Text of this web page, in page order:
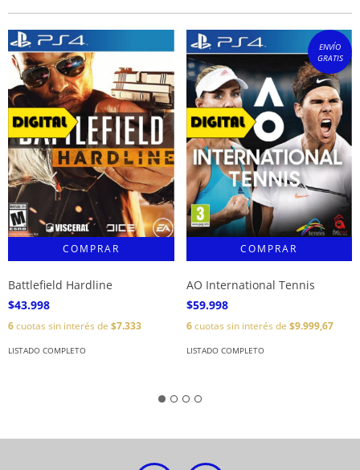
Battlefield Hardline
$43.998
6cuotas sin interés de $7.333
LISTADO COMPLETO
ENVÍO
GRATIS
AO International Tennis
$59.998
6cuotas sin interés de $9.999,67
LISTADO COMPLETO